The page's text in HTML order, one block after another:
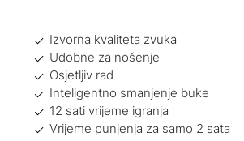
Izvorna kvaliteta zvuka
Udobne za nošenje
Osjetljiv rad
Inteligentno smanjenje buke
12 sati vrijeme igranja
Vrijeme punjenja za samo 2 sata